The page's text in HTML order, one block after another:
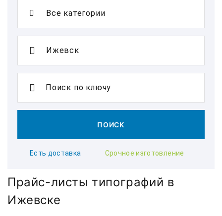
Поиск по ключу
ПОИСК
Есть доставка Срочное изготовление
Прайс-листы типографий в
Ижевске